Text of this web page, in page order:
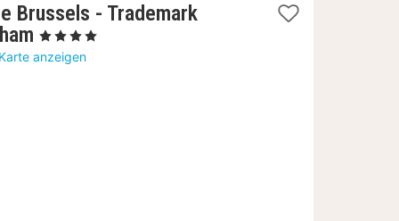
Brussels - Trademark
1
Nacht
, 4 Sterne
anzeigen